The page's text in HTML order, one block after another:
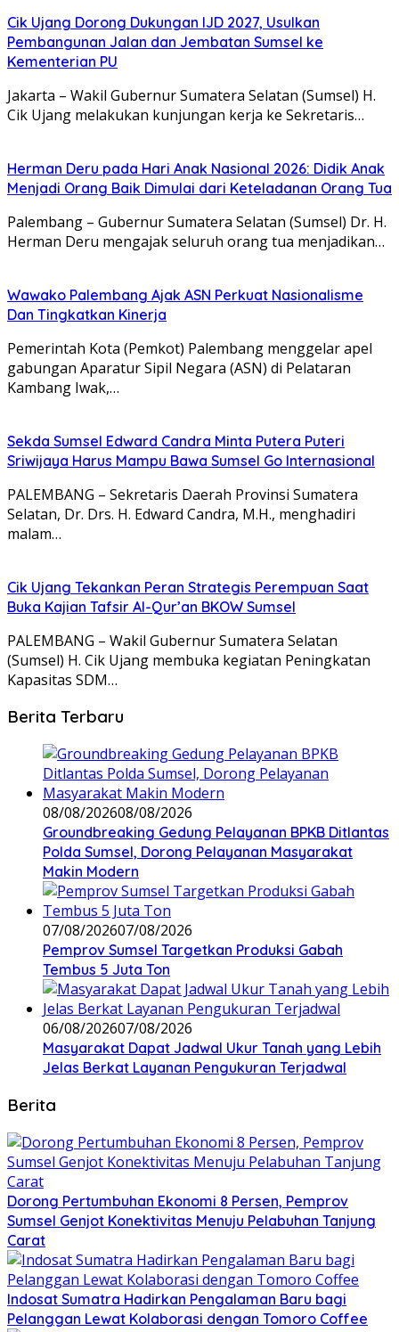
Cik Ujang Dorong Dukungan IJD 2027, Usulkan
Pembangunan Jalan dan Jembatan Sumsel ke
Kementerian PU
Jakarta – Wakil Gubernur Sumatera Selatan (Sumsel) H.
Cik Ujang melakukan kunjungan kerja ke Sekretaris…
Herman Deru pada Hari Anak Nasional 2026: Didik Anak
Menjadi Orang Baik Dimulai dari Keteladanan Orang Tua
Palembang – Gubernur Sumatera Selatan (Sumsel) Dr. H.
Herman Deru mengajak seluruh orang tua menjadikan…
Wawako Palembang Ajak ASN Perkuat Nasionalisme
Dan Tingkatkan Kinerja
Pemerintah Kota (Pemkot) Palembang menggelar apel
gabungan Aparatur Sipil Negara (ASN) di Pelataran
Kambang Iwak,…
Sekda Sumsel Edward Candra Minta Putera Puteri
Sriwijaya Harus Mampu Bawa Sumsel Go Internasional
PALEMBANG – Sekretaris Daerah Provinsi Sumatera
Selatan, Dr. Drs. H. Edward Candra, M.H., menghadiri
malam…
Cik Ujang Tekankan Peran Strategis Perempuan Saat
Buka Kajian Tafsir Al-Qur’an BKOW Sumsel
PALEMBANG – Wakil Gubernur Sumatera Selatan
(Sumsel) H. Cik Ujang membuka kegiatan Peningkatan
Kapasitas SDM…
Berita Terbaru
08/08/202608/08/2026
Groundbreaking Gedung Pelayanan BPKB Ditlantas
Polda Sumsel, Dorong Pelayanan Masyarakat
Makin Modern
07/08/202607/08/2026
Pemprov Sumsel Targetkan Produksi Gabah
Tembus 5 Juta Ton
06/08/202607/08/2026
Masyarakat Dapat Jadwal Ukur Tanah yang Lebih
Jelas Berkat Layanan Pengukuran Terjadwal
Berita
Dorong Pertumbuhan Ekonomi 8 Persen, Pemprov
Sumsel Genjot Konektivitas Menuju Pelabuhan Tanjung
Carat
Indosat Sumatra Hadirkan Pengalaman Baru bagi
Pelanggan Lewat Kolaborasi dengan Tomoro Coffee